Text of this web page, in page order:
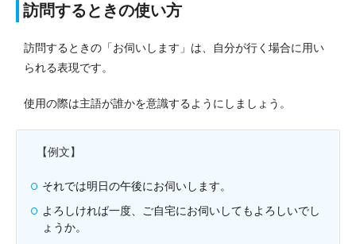
訪問するときの使い方
訪問するときの「お伺いします」は、自分が行く場合に用い
られる表現です。
使用の際は主語が誰かを意識するようにしましょう。
【例文】
それでは明日の午後にお伺いします。
よろしければ一度、ご自宅にお伺いしてもよろしいでし
ょうか。